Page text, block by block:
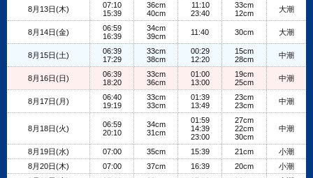
8月13日(木)
07:10
15:39
36cm
40cm
11:10
23:40
33cm
12cm
大潮
8月14日(金)
06:59
16:39
34cm
39cm
11:40 30cm 大潮
8月15日(土)
06:39
17:29
33cm
38cm
00:29
12:20
15cm
28cm
中潮
8月16日(日)
06:39
18:20
33cm
36cm
01:00
13:00
19cm
25cm
中潮
8月17日(月)
06:40
19:19
33cm
33cm
01:39
13:49
23cm
23cm
中潮
8月18日(火)
06:59
20:10
34cm
31cm
01:59
14:39
23:00
27cm
22cm
30cm
中潮
8月19日(水) 07:00 35cm 15:39 21cm
小潮
8月20日(木)
07:00 37cm 16:39 20cm
小潮